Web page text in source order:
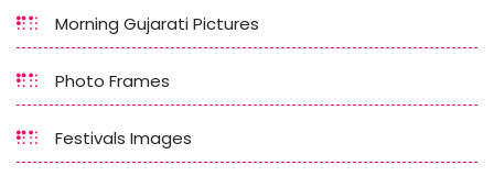
Morning Gujarati Pictures
Photo Frames
Festivals Images